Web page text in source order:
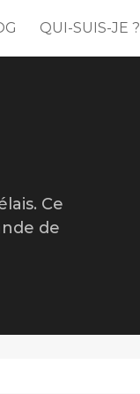
QUI-SUIS-JE ?
Ce
de